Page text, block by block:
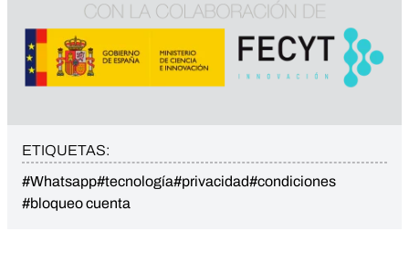
ETIQUETAS:
#Whatsapp#tecnología#privacidad#condiciones
#bloqueo cuenta